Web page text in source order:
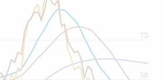
50
75